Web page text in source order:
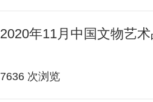
2020年11月中国文物艺
7636 次浏览